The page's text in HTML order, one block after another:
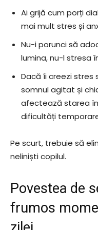
Ai grijă cum porți
mai mult stres și
Nu-i porunci să
lumina, nu-l stresa
Dacă îi creezi stres
somnul agitat și
afectează starea
dificultăți
Pe scurt, trebuie să
neliniști copilul.
Povestea de
frumos